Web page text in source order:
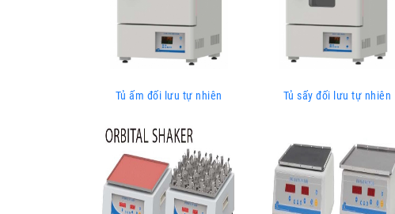
Tủ ấm đối lưu tự nhiên Tủ sấy đối lưu tự nhiên